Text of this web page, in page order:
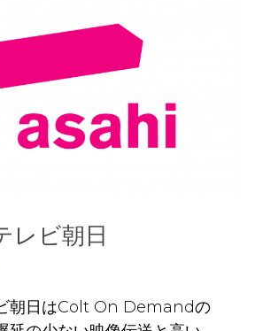
レビ朝日
朝日はColt On Demandの